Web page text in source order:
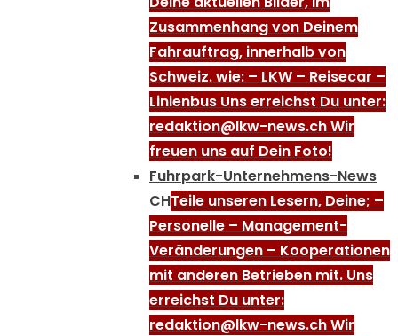
Zusammenhang von Deinem
Fahrauftrag, innerhalb von
Schweiz. wie: – LKW – Reisecar –
Linienbus Uns erreichst Du unter:
redaktion@lkw-news.ch Wir
freuen uns auf Dein Foto!
Fuhrpark-Unternehmens-News
CHTeile unseren Lesern, Deine; –
Personelle – Management-
Veränderungen – Kooperationen
mit anderen Betrieben mit. Uns
erreichst Du unter:
redaktion@lkw-news.ch Wir